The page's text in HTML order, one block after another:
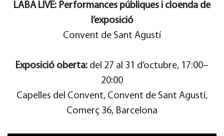
LABA LIVE: Performances públiques i cloenda de
l’exposició
Convent de Sant Agustí
Exposició oberta: del 27 al 31 d’octubre, 17:00–
20:00
Capelles del Convent, Convent de Sant Agustí,
Comerç 36, Barcelona